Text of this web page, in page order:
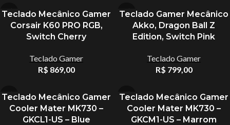
Teclado Mecânico Gamer
Corsair K60 PRO RGB,
Switch Cherry
Teclado Gamer
R$ 869,00
Teclado Gamer Mecânico
Akko, Dragon Ball Z
Edition, Switch Pink
Teclado Gamer
R$ 799,00
Teclado Mecânico Gamer
Cooler Mater MK730 –
GKCL1-US – Blue
Teclado Mecânico Gamer
Cooler Mater MK730 –
GKCM1-US – Marrom